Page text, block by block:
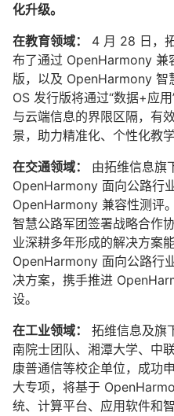
化升级。
在教育领域：
4 月 28 日，
布了通过 OpenHarmony 兼
版，以及 OpenHarmony 智
OS 发行版将通过“数据+应
与云端信息的界限区隔，有
景，助力精准化、个性化教
在交通领域：
由拓维信息旗
OpenHarmony 面向公路行
OpenHarmony 兼容性测评
智慧公路军团签署战略合作
业深耕多年形成的解决方案
OpenHarmony 面向公路行
决方案，携手推进
设。
在工业领域：
拓维信息及旗
南院士团队、湘潭大学、中
康普通信等校企单位，成功
大专项，将基于
统、计算平台、应用软件和